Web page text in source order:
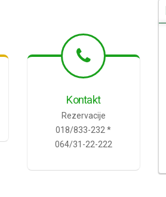
Kontakt
Rezervacije
018/833-232 *
064/31-22-222